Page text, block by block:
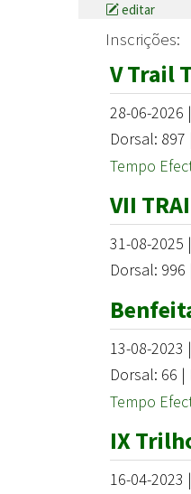
editar
Inscrições:
V Trail
28-06-2026
Dorsal: 897
Tempo
VII
31-08-2025
Dorsal: 996
13-08-2023
Dorsal: 66 |
Tempo
IX
16-04-